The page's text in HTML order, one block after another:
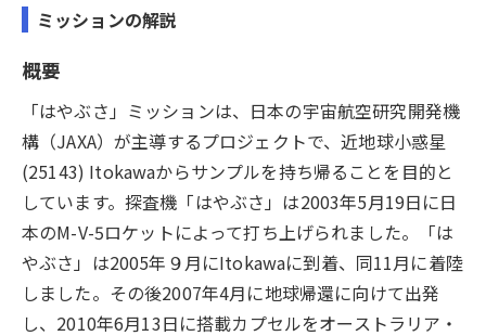
ミッションの解説
概要
「はやぶさ」ミッションは、日本の宇宙航空研究開発機
構（JAXA）が主導するプロジェクトで、近地球小惑星
(25143) Itokawaからサンプルを持ち帰ることを目的と
しています。探査機「はやぶさ」は2003年5月19日に日
本のM-V-5ロケットによって打ち上げられました。「は
やぶさ」は2005年９月にItokawaに到着、同11月に着陸
しました。その後2007年4月に地球帰還に向けて出発
し、2010年6月13日に搭載カプセルをオーストラリア・